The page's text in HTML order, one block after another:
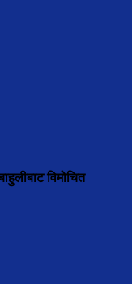
विमोचित